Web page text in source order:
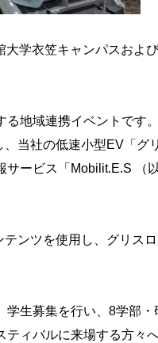
学衣笠キャンパスおよ
地域連携イベントです
当社の低速小型EV「グ
ービス「Mobilit.E.S （
ンツを使用し、グリス
生募集を行い、8学部・
ィバルに来場する方々